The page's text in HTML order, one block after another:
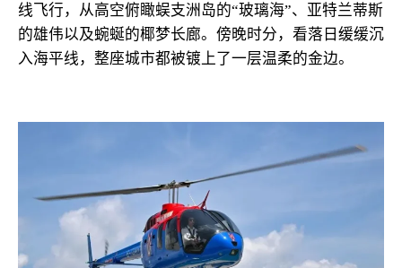
线飞行，从高空俯瞰蜈支洲岛的“玻璃海”、亚特兰蒂斯
的雄伟以及蜿蜒的椰梦长廊。傍晚时分，看落日缓缓沉
入海平线，整座城市都被镀上了一层温柔的金边。